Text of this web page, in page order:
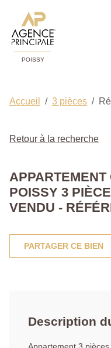
POISSY
Accueil 3 pièces
Retour à la recherche
POISSY 3
VENDU -
PARTAGER CE BIEN
Description